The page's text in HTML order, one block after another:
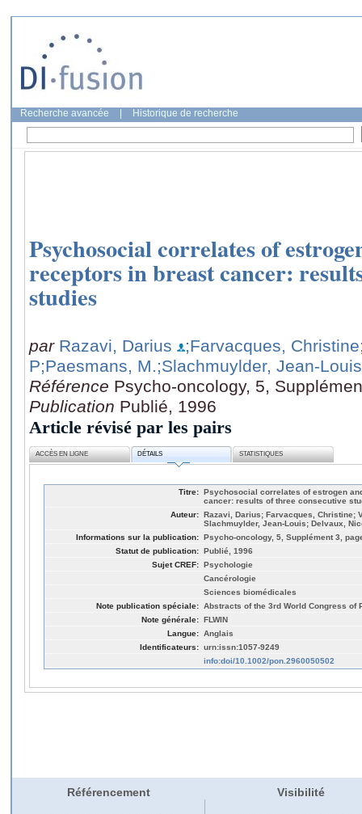
Recherche avancée Historique de recherche
Psychosocial correlates of
receptors in breast cancer:
studies
par Razavi, Darius ;Farvacques, Christine
P;Paesmans, M.;Slachmuylder, Jean-Louis
Référence Psycho-oncology, 5,
Publication Publié, 1996
Article révisé par les pairs
ACCÈS EN LIGNE DÉTAILS STATISTIQUES
Titre: Psychosocial correlates of estrogen
cancer: results of three consecutive
Auteur: Razavi, Darius; Farvacques, Christine;
Slachmuylder, Jean-Louis; Delvaux,
Informations sur la publication: Psycho-oncology, 5, Supplément 3,
Statut de publication: Publié, 1996
Sujet CREF: Psychologie
Cancérologie
Sciences biomédicales
Note publication spéciale: Abstracts of the 3rd World Congress of
Note générale: FLWIN
Langue: Anglais
Identificateurs: urn:issn:1057-9249
info:doi/10.1002/pon.2960050502
Référencement Visibilité